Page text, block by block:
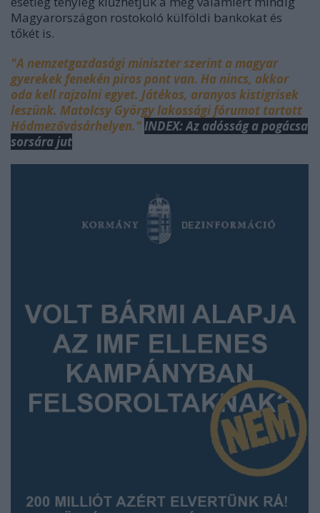
Magyarországon rostokoló külföldi bankokat és
tőkét is.
"A nemzetgazdasági miniszter szerint a magyar
gyerekek fenekén piros pont van. Ha nincs, akkor
oda kell rajzolni egyet. Játékos, aranyos kistigrisek
leszünk. Matolcsy György lakossági fórumot tartott
Hódmezővásárhelyen."INDEX: Az adósság a pogácsa
sorsára jut